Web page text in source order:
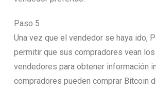
Paso 5
Una vez que el vendedor se haya ido,
permitir que sus compradores vean
vendedores para obtener información
compradores pueden comprar Bitcoin